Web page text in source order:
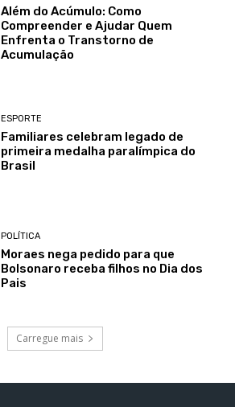
Além do Acúmulo: Como
Compreender e Ajudar Quem
Enfrenta o Transtorno de
Acumulação
ESPORTE
Familiares celebram legado de
primeira medalha paralímpica do
Brasil
POLÍTICA
Moraes nega pedido para que
Bolsonaro receba filhos no Dia dos
Pais
Carregue mais